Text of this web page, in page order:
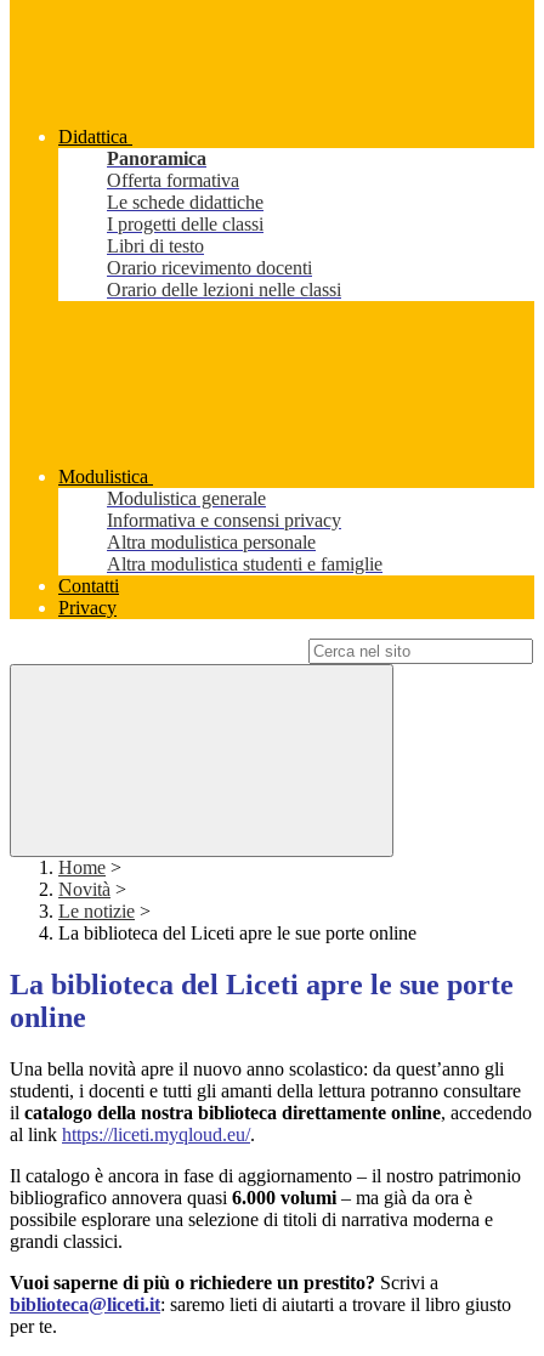
Didattica
Panoramica
Offerta formativa
Le schede didattiche
I progetti delle classi
Libri di testo
Orario ricevimento docenti
Orario delle lezioni nelle classi
Modulistica
Modulistica generale
Informativa e consensi privacy
Altra modulistica personale
Altra modulistica studenti e famiglie
Contatti
Privacy
Home >
Novità >
Le notizie >
La biblioteca del Liceti apre le sue porte online
La biblioteca del Liceti apre le sue porte
online
Una bella novità apre il nuovo anno scolastico: da quest’anno gli
studenti, i docenti e tutti gli amanti della lettura potranno consultare
il catalogo della nostra biblioteca direttamente online, accedendo
al link https://liceti.myqloud.eu/.
Il catalogo è ancora in fase di aggiornamento – il nostro patrimonio
bibliografico annovera quasi 6.000 volumi – ma già da ora è
possibile esplorare una selezione di titoli di narrativa moderna e
grandi classici.
Vuoi saperne di più o richiedere un prestito? Scrivi a
biblioteca@liceti.it: saremo lieti di aiutarti a trovare il libro giusto
per te.